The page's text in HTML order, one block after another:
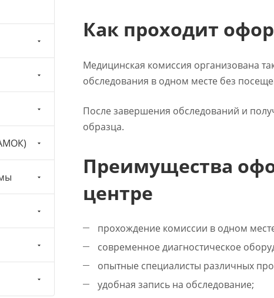
Как проходит
Медицинская комиссия организована
обследования в одном месте без
После завершения обследований и
образца.
Преимущества
центре
прохождение комиссии в одном
современное диагностическое
опытные специалисты различных
удобная запись на обследование;